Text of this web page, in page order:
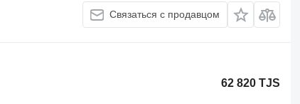
Связаться с продавцом
62 820 TJS